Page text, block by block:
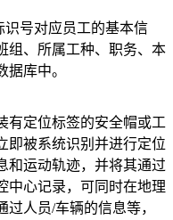
号对应员工的基本信
组、所属工种、职务、本
库中。
定位标签的安全帽或工
即被系统识别并进行定位
和运动轨迹，并将其通过
中心记录，可同时在地理
人员/车辆的信息等，